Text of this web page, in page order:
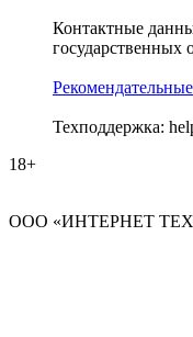
Контактные
государственных
Техподдержка:
18+
ООО «ИНТЕРНЕТ